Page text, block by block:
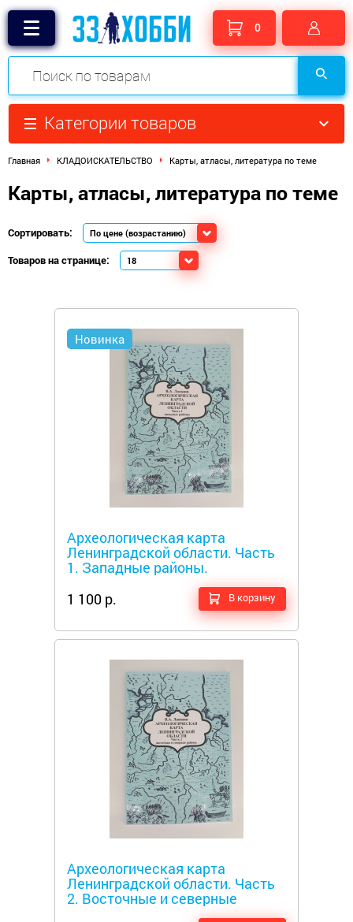
0
Категории товаров
Главная КЛАДОИСКАТЕЛЬСТВО Карты, атласы, литература по теме
Карты, атласы, литература по теме
Сортировать:
Товаров на странице:
Новинка
Археологическая карта
Ленинградской области. Часть
1. Западные районы.
1 100 р.
В корзину
Археологическая карта
Ленинградской области. Часть
2. Восточные и северные